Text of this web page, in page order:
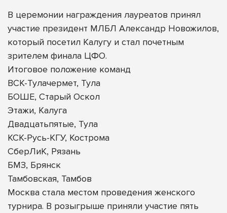
В церемонии награждения лауреатов принял
участие президент МЛБЛ Александр Новожилов,
который посетил Калугу и стал почетным
зрителем финала ЦФО.
Итоговое положение команд
ВСК-Тулачермет, Тула
БОШЕ, Старый Оскол
Этажи, Калуга
Двадцатьпятые, Тула
КСК-Русь-КГУ, Кострома
СберЛиК, Рязань
БМЗ, Брянск
Тамбовская, Тамбов
Москва стала местом проведения женского
турнира. В розыгрыше приняли участие пять